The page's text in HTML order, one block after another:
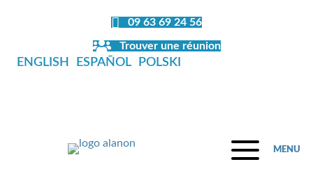
09 63 69 24 56
Trouver une réunion
ENGLISH ESPAÑOL POLSKI
MENU